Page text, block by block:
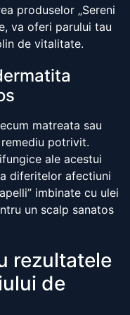
produselor „Sereni
va oferi parului tau
de vitalitate.
matreata sau
potrivit.
ale acestui
diferitelor afectiuni
imbinate cu ulei
un scalp sanatos
rezultatele
de